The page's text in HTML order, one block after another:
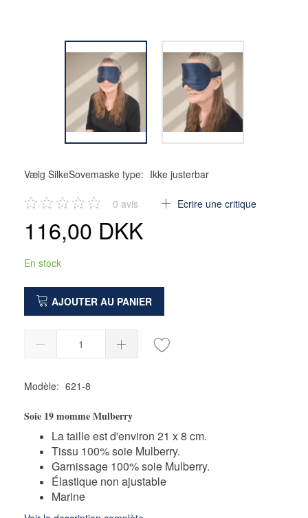
Vælg SilkeSovemaske type: Ikke justerbar
0 avis Ecrire une critique
116,00 DKK
En stock
AJOUTER AU PANIER
Modèle: 621-8
Soie 19 momme Mulberry
La taille est d'environ 21 x 8 cm.
Tissu 100% soie Mulberry.
Garnissage 100% soie Mulberry.
Élastique non ajustable
Marine